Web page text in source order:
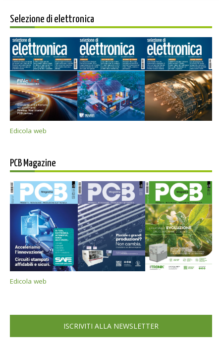
Selezione di elettronica
Edicola web
PCB Magazine
Edicola web
ISCRIVITI ALLA NEWSLETTER